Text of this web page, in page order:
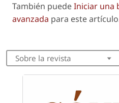
También puedeIniciar una
avanzada para este
Sobre la revista